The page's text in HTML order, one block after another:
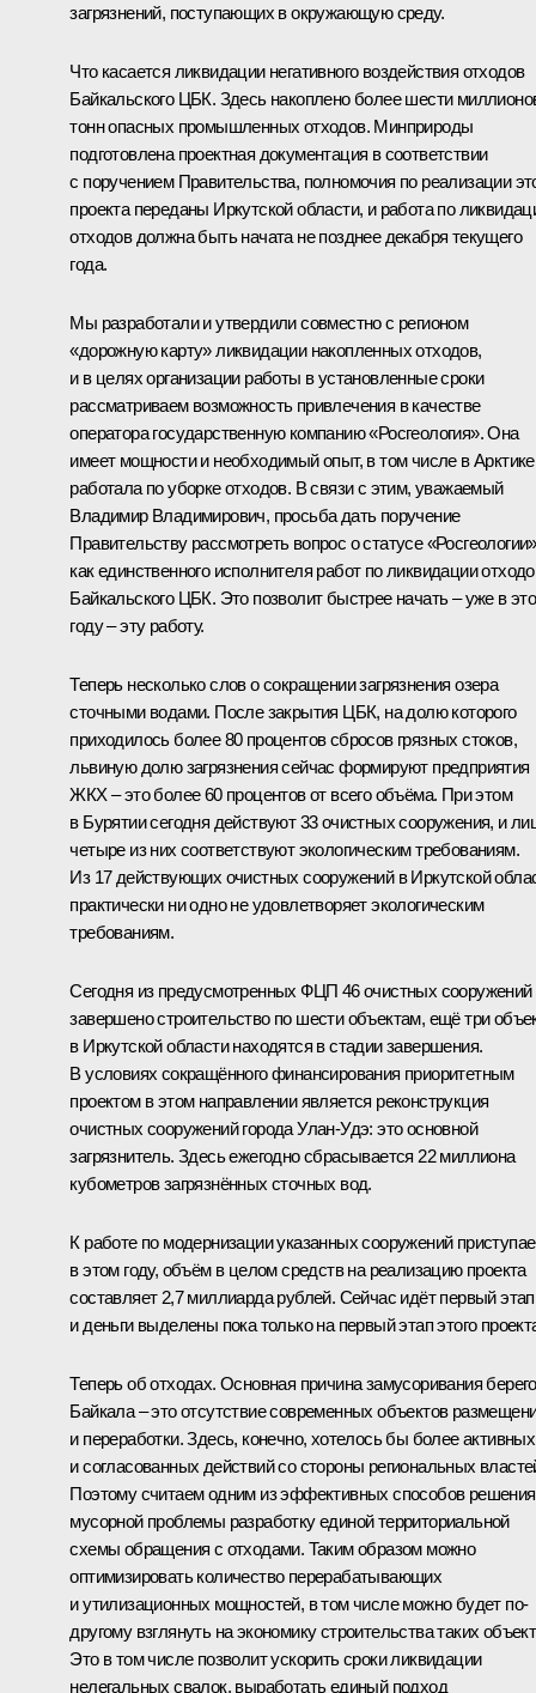
загрязнений, поступающих в окружающую среду.
Что касается ликвидации негативного воздействия отходов
Байкальского ЦБК. Здесь накоплено более шести
тонн опасных промышленных отходов. Минприроды
подготовлена проектная документация в соответствии
с поручением Правительства, полномочия по реализации
проекта переданы Иркутской области, и работа по
отходов должна быть начата не позднее декабря текущего
года.
Мы разработали и утвердили совместно с регионом
«дорожную карту» ликвидации накопленных отходов,
и в целях организации работы в установленные сроки
рассматриваем возможность привлечения в качестве
оператора государственную компанию «Росгеология». Она
имеет мощности и необходимый опыт, в том числе в Арктике
работала по уборке отходов. В связи с этим, уважаемый
Владимир Владимирович, просьба дать поручение
Правительству рассмотреть вопрос о статусе «Росгеологии»
как единственного исполнителя работ по ликвидации
Байкальского ЦБК. Это позволит быстрее начать – уже в
году – эту работу.
Теперь несколько слов о сокращении загрязнения озера
сточными водами. После закрытия ЦБК, на долю которого
приходилось более 80 процентов сбросов грязных стоков,
львиную долю загрязнения сейчас формируют предприятия
ЖКХ – это более 60 процентов от всего объёма. При этом
в Бурятии сегодня действуют 33 очистных сооружения, и
четыре из них соответствуют экологическим требованиям.
Из 17 действующих очистных сооружений в Иркутской
практически ни одно не удовлетворяет экологическим
требованиям.
Сегодня из предусмотренных ФЦП 46 очистных сооружений
завершено строительство по шести объектам, ещё три
в Иркутской области находятся в стадии завершения.
В условиях сокращённого финансирования приоритетным
проектом в этом направлении является реконструкция
очистных сооружений города Улан-Удэ: это основной
загрязнитель. Здесь ежегодно сбрасывается 22 миллиона
кубометров загрязнённых сточных вод.
К работе по модернизации указанных сооружений
в этом году, объём в целом средств на реализацию проекта
составляет 2,7 миллиарда рублей. Сейчас идёт первый
и деньги выделены пока только на первый этап этого
Теперь об отходах. Основная причина замусоривания
Байкала – это отсутствие современных объектов
и переработки. Здесь, конечно, хотелось бы более активных
и согласованных действий со стороны региональных
Поэтому считаем одним из эффективных способов решения
мусорной проблемы разработку единой территориальной
схемы обращения с отходами. Таким образом можно
оптимизировать количество перерабатывающих
и утилизационных мощностей, в том числе можно будет по-
другому взглянуть на экономику строительства таких
Это в том числе позволит ускорить сроки ликвидации
нелегальных свалок, выработать единый подход